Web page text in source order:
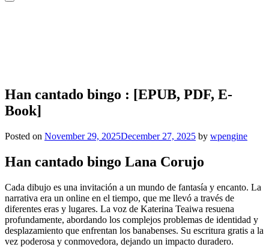
Han cantado bingo : [EPUB, PDF, E-
Book]
Posted on November 29, 2025December 27, 2025 by wpengine
Han cantado bingo Lana Corujo
Cada dibujo es una invitación a un mundo de fantasía y encanto. La
narrativa era un online en el tiempo, que me llevó a través de
diferentes eras y lugares. La voz de Katerina Teaiwa resuena
profundamente, abordando los complejos problemas de identidad y
desplazamiento que enfrentan los banabenses. Su escritura gratis a la
vez poderosa y conmovedora, dejando un impacto duradero.